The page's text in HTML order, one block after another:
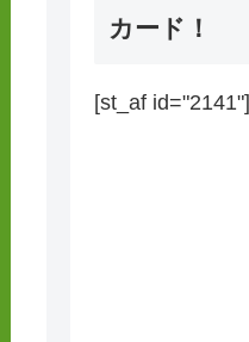
カード！
[st_af id="2141"]